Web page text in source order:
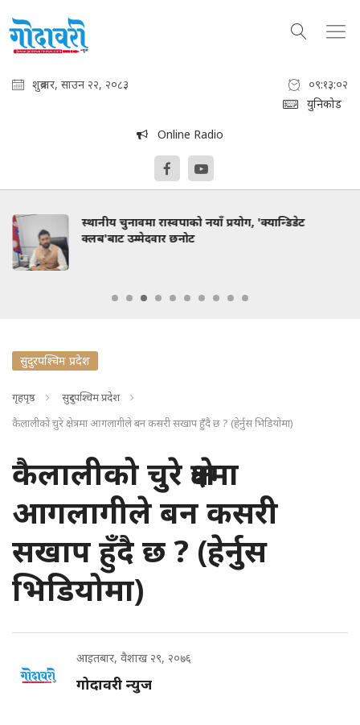
शुक्रबार, साउन २२, २०८३
०९:१३:०३
युनिकोड
Online Radio
स्थानीय चुनावमा रास्वपाको नयाँ प्रयोग, 'क्यान्डिडेट
क्लब'बाट उम्मेदवार छनोट
सुदुरपश्चिम प्रदेश
गृहपृष्ठ
सुदुरपश्चिम प्रदेश
कैलालीको चुरे क्षेत्रमा आगलागीले बन कसरी सखाप हुँदै छ ? (हेर्नुस भिडियोमा)
कैलालीको चुरे क्षेत्रमा
आगलागीले बन कसरी
सखाप हुँदै छ ? (हेर्नुस
भिडियोमा)
आइतबार, वैशाख २९, २०७६
गोदावरी न्युज